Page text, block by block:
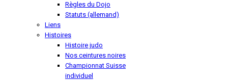
Règles du Dojo
Statuts (allemand)
Liens
Histoires
Histoire judo
Nos ceintures noires
Championnat Suisse
individuel